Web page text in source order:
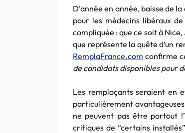
D’année en année, baisse de
pour les médecins libéraux
compliquée : que ce soit à
que représente la quête d’un
RemplaFrance.com confirme
de candidats disponibles pour
Les remplaçants seraient en
particulièrement
ne peuvent pas être partout
critiques de “certains